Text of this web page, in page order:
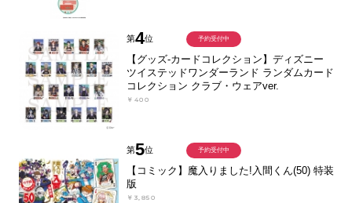
第4位
【グッズ-カードコレクション】ディズニー
ツイステッドワンダーランド ランダムカード
コレクション クラブ・ウェアver.
￥400
予約受付中
第5位
【コミック】魔入りました!入間くん(50) 特装
版
￥3,850
予約受付中